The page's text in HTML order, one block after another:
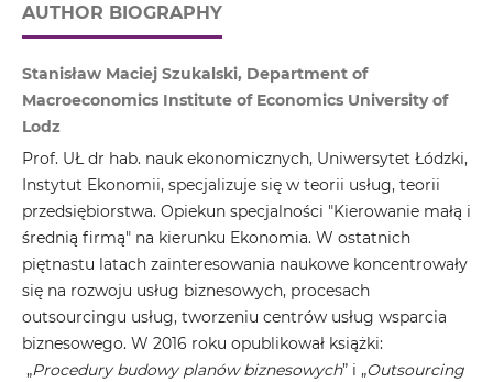
AUTHOR BIOGRAPHY
Stanisław Maciej Szukalski, Department of
Macroeconomics Institute of Economics University of
Lodz
Prof. UŁ dr hab. nauk ekonomicznych, Uniwersytet Łódzki,
Instytut Ekonomii, specjalizuje się w teorii usług, teorii
przedsiębiorstwa. Opiekun specjalności "Kierowanie małą i
średnią firmą" na kierunku Ekonomia. W ostatnich
piętnastu latach zainteresowania naukowe koncentrowały
się na rozwoju usług biznesowych, procesach
outsourcingu usług, tworzeniu centrów usług wsparcia
biznesowego. W 2016 roku opublikował książki:
„Procedury budowy planów biznesowych” i „Outsourcing